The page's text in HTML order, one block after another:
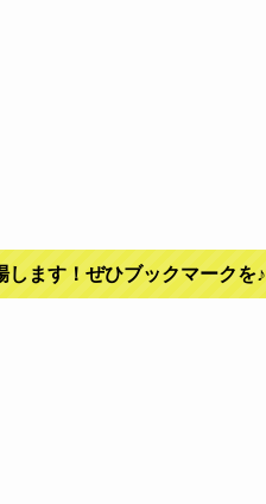
ます！ぜひブックマークを♪